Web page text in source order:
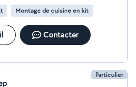
Montage de cuisine en kit
Contacter
Particulier